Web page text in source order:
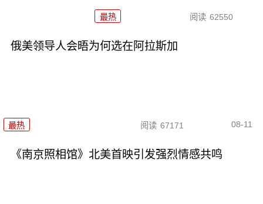
最热 阅读 62550
俄美领导人会晤为何选在阿拉斯加
最热 阅读 67171 08-11
《南京照相馆》北美首映引发强烈情感共鸣